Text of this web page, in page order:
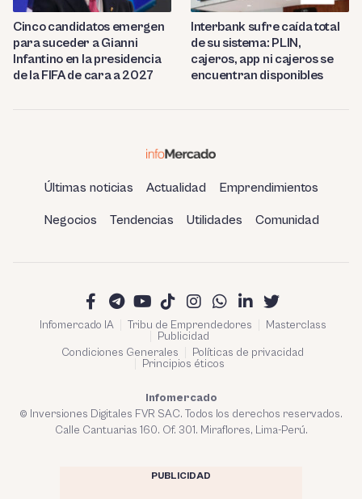
Cinco candidatos emergen
para suceder a Gianni
Infantino en la presidencia
de la FIFA de cara a 2027
Interbank sufre caída total
de su sistema: PLIN,
cajeros, app ni cajeros se
encuentran disponibles
Últimas noticias Actualidad Emprendimientos
Negocios Tendencias Utilidades Comunidad
Infomercado IA Tribu de Emprendedores
Masterclass
Publicidad
Condiciones Generales
Políticas de privacidad
Principios éticos
Infomercado
© Inversiones Digitales FVR SAC. Todos los derechos reservados.
Calle Cantuarias 160. Of. 301. Miraflores, Lima-Perú.
PUBLICIDAD